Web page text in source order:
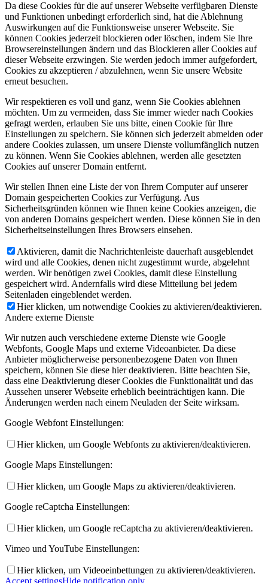
Da diese Cookies für die auf unserer Webseite verfügbaren Dienste
und Funktionen unbedingt erforderlich sind, hat die Ablehnung
Auswirkungen auf die Funktionsweise unserer Webseite. Sie
können Cookies jederzeit blockieren oder löschen, indem Sie Ihre
Browsereinstellungen ändern und das Blockieren aller Cookies auf
dieser Webseite erzwingen. Sie werden jedoch immer aufgefordert,
Cookies zu akzeptieren / abzulehnen, wenn Sie unsere Website
erneut besuchen.
Wir respektieren es voll und ganz, wenn Sie Cookies ablehnen
möchten. Um zu vermeiden, dass Sie immer wieder nach Cookies
gefragt werden, erlauben Sie uns bitte, einen Cookie für Ihre
Einstellungen zu speichern. Sie können sich jederzeit abmelden oder
andere Cookies zulassen, um unsere Dienste vollumfänglich nutzen
zu können. Wenn Sie Cookies ablehnen, werden alle gesetzten
Cookies auf unserer Domain entfernt.
Wir stellen Ihnen eine Liste der von Ihrem Computer auf unserer
Domain gespeicherten Cookies zur Verfügung. Aus
Sicherheitsgründen können wie Ihnen keine Cookies anzeigen, die
von anderen Domains gespeichert werden. Diese können Sie in den
Sicherheitseinstellungen Ihres Browsers einsehen.
Aktivieren, damit die Nachrichtenleiste dauerhaft ausgeblendet
wird und alle Cookies, denen nicht zugestimmt wurde, abgelehnt
werden. Wir benötigen zwei Cookies, damit diese Einstellung
gespeichert wird. Andernfalls wird diese Mitteilung bei jedem
Seitenladen eingeblendet werden.
Hier klicken, um notwendige Cookies zu aktivieren/deaktivieren.
Andere externe Dienste
Wir nutzen auch verschiedene externe Dienste wie Google
Webfonts, Google Maps und externe Videoanbieter. Da diese
Anbieter möglicherweise personenbezogene Daten von Ihnen
speichern, können Sie diese hier deaktivieren. Bitte beachten Sie,
dass eine Deaktivierung dieser Cookies die Funktionalität und das
Aussehen unserer Webseite erheblich beeinträchtigen kann. Die
Änderungen werden nach einem Neuladen der Seite wirksam.
Google Webfont Einstellungen:
Hier klicken, um Google Webfonts zu aktivieren/deaktivieren.
Google Maps Einstellungen:
Hier klicken, um Google Maps zu aktivieren/deaktivieren.
Google reCaptcha Einstellungen:
Hier klicken, um Google reCaptcha zu aktivieren/deaktivieren.
Vimeo und YouTube Einstellungen:
Hier klicken, um Videoeinbettungen zu aktivieren/deaktivieren.